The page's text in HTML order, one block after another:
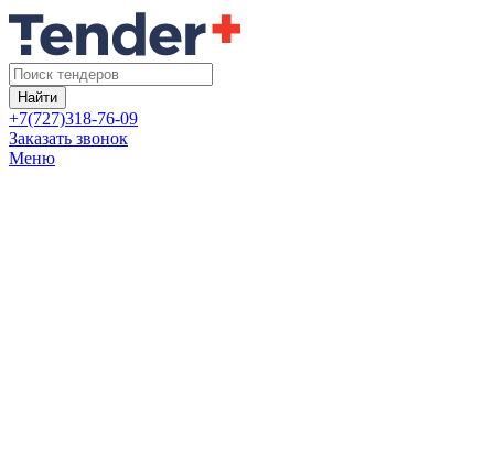
Найти
+7(727)318-76-09
Заказать звонок
Меню